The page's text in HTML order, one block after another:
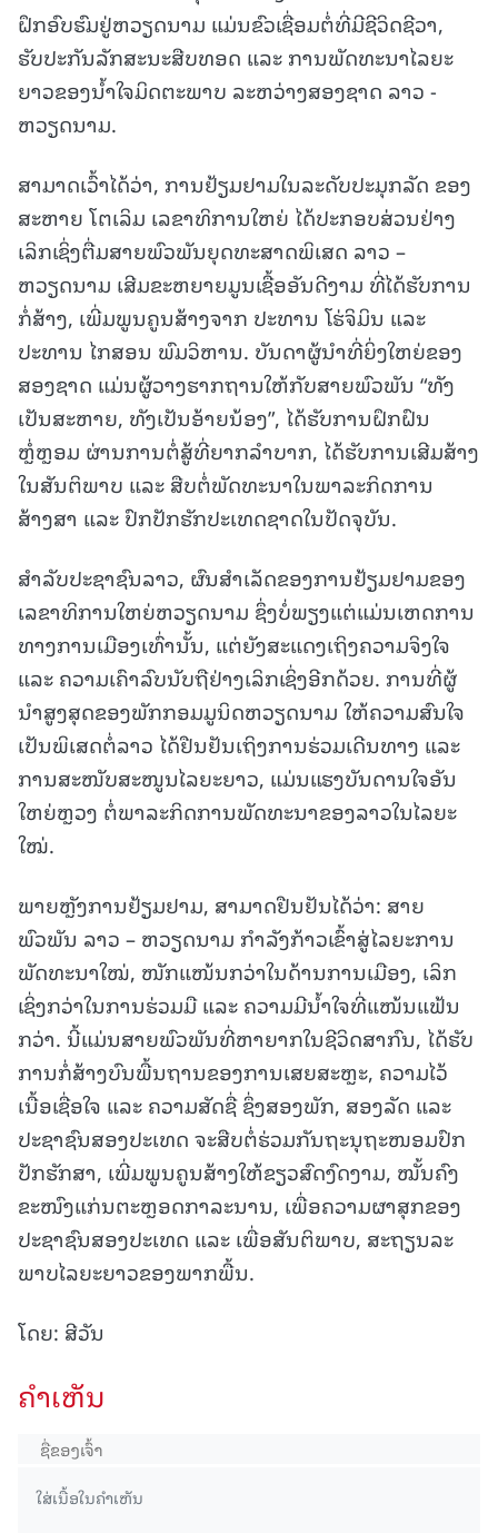
ຝຶກອົບຮົມຢູ່ຫວຽດນາມ ແມ່ນຂົວເຊື່ອມຕໍ່ທີ່ມີຊີວິດຊີວາ,
ຮັບປະກັນລັກສະນະສືບທອດ ແລະ ການພັດທະນາໄລຍະ
ຍາວຂອງນໍ້າໃຈມິດຕະພາບ ລະຫວ່າງສອງຊາດ ລາວ -
ຫວຽດນາມ.
ສາມາດເວົ້າໄດ້ວ່າ, ການຢ້ຽມຢາມໃນລະດັບປະມຸກລັດ ຂອງ
ສະຫາຍ ໂຕເລິມ ເລຂາທິການໃຫຍ່ ໄດ້ປະກອບສ່ວນຢ່າງ
ເລິກເຊິ່ງຕື່ມສາຍພົວພັນຍຸດທະສາດພິເສດ ລາວ –
ຫວຽດນາມ ເສີມຂະຫຍາຍມູນເຊື້ອອັນດີງາມ ທີ່ໄດ້ຮັບການ
ກໍ່ສ້າງ, ເພີ່ມພູນຄູນສ້າງຈາກ ປະທານ ໂຮ່ຈິມິນ ແລະ
ປະທານ ໄກສອນ ພົມວິຫານ. ບັນດາຜູ້ນໍາທີ່ຍິ່ງໃຫຍ່ຂອງ
ສອງຊາດ ແມ່ນຜູ້ວາງຮາກຖານໃຫ້ກັບສາຍພົວພັນ “ທັງ
ເປັນສະຫາຍ, ທັງເປັນອ້າຍນ້ອງ”, ໄດ້ຮັບການຝຶກຝົນ
ຫຼໍ່ຫຼອມ ຜ່ານການຕໍ່ສູ້ທີ່ຍາກລໍາບາກ, ໄດ້ຮັບການເສີມສ້າງ
ໃນສັນຕິພາບ ແລະ ສືບຕໍ່ພັດທະນາໃນພາລະກິດການ
ສ້າງສາ ແລະ ປົກປັກຮັກປະເທດຊາດໃນປັດຈຸບັນ.
ສໍາລັບປະຊາຊົນລາວ, ຜົນສໍາເລັດຂອງການຢ້ຽມຢາມຂອງ
ເລຂາທິການໃຫຍ່ຫວຽດນາມ ຊຶ່ງບໍ່ພຽງແຕ່ແມ່ນເຫດການ
ທາງການເມືອງເທົ່ານັ້ນ, ແຕ່ຍັງສະແດງເຖິງຄວາມຈິງໃຈ
ແລະ ຄວາມເຄົາລົບນັບຖືຢ່າງເລິກເຊິ່ງອີກດ້ວຍ. ການທີ່ຜູ້
ນໍາສູງສຸດຂອງພັກກອມມູນິດຫວຽດນາມ ໃຫ້ຄວາມສົນໃຈ
ເປັນພິເສດຕໍ່ລາວ ໄດ້ຢືນຢັນເຖິງການຮ່ວມເດີນທາງ ແລະ
ການສະໜັບສະໜູນໄລຍະຍາວ, ແມ່ນແຮງບັນດານໃຈອັນ
ໃຫຍ່ຫຼວງ ຕໍ່ພາລະກິດການພັດທະນາຂອງລາວໃນໄລຍະ
ໃໝ່.
ພາຍຫຼັງການຢ້ຽມຢາມ, ສາມາດຢືນຢັນໄດ້ວ່າ: ສາຍ
ພົວພັນ ລາວ – ຫວຽດນາມ ກໍາລັງກ້າວເຂົ້າສູ່ໄລຍະການ
ພັດທະນາໃໝ່, ໜັກແໜ້ນກວ່າໃນດ້ານການເມືອງ, ເລິກ
ເຊິ່ງກວ່າໃນການຮ່ວມມື ແລະ ຄວາມມີນໍ້າໃຈທີ່ແໜ້ນແຟ້ນ
ກວ່າ. ນີ້ແມ່ນສາຍພົວພັນທີ່ຫາຍາກໃນຊີວິດສາກົນ, ໄດ້ຮັບ
ການກໍ່ສ້າງບົນພື້ນຖານຂອງການເສຍສະຫຼະ, ຄວາມໄວ້
ເນື້ອເຊື່ອໃຈ ແລະ ຄວາມສັດຊື່ ຊຶ່ງສອງພັກ, ສອງລັດ ແລະ
ປະຊາຊົນສອງປະເທດ ຈະສືບຕໍ່ຮ່ວມກັນຖະນຸຖະໜອມປົກ
ປັກຮັກສາ, ເພີ່ມພູນຄູນສ້າງໃຫ້ຂຽວສົດງົດງາມ, ໝັ້ນຄົງ
ຂະໜົງແກ່ນຕະຫຼອດກາລະນານ, ເພື່ອຄວາມຜາສຸກຂອງ
ປະຊາຊົນສອງປະເທດ ແລະ ເພື່ອສັນຕິພາບ, ສະຖຽນລະ
ພາບໄລຍະຍາວຂອງພາກພື້ນ.
ໂດຍ: ສີວັນ
ຄໍາເຫັນ